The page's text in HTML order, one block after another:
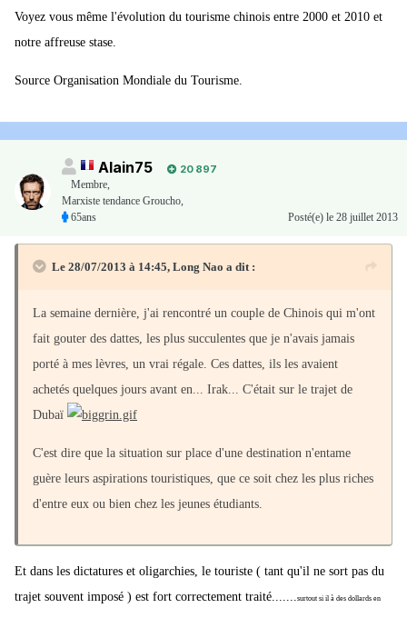
Voyez vous même l'évolution du tourisme chinois entre 2000 et 2010 et
notre affreuse stase.
Source Organisation Mondiale du Tourisme.
Alain75
20 897
Membre
Marxiste tendance Groucho,
65ans
Posté(e) le 28 juillet 2013
Le 28/07/2013 à 14:45, Long Nao a dit :
La semaine dernière, j'ai rencontré un couple de Chinois qui m'ont
fait gouter des dattes, les plus succulentes que je n'avais jamais
porté à mes lèvres, un vrai régale. Ces dattes, ils les avaient
achetés quelques jours avant en... Irak... C'était sur le trajet de
Dubaï
C'est dire que la situation sur place d'une destination n'entame
guère leurs aspirations touristiques, que ce soit chez les plus riches
d'entre eux ou bien chez les jeunes étudiants.
Et dans les dictatures et oligarchies, le touriste ( tant qu'il ne sort pas du
trajet souvent imposé ) est fort correctement traité.......surtout si il à des dollards en